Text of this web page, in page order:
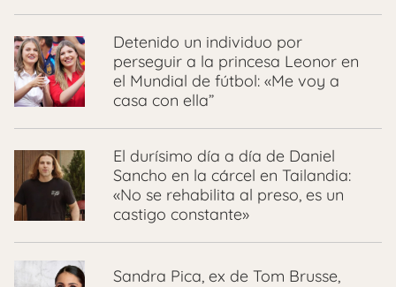
Detenido un individuo por
perseguir a la princesa Leonor en
el Mundial de fútbol: «Me voy a
casa con ella”
El durísimo día a día de Daniel
Sancho en la cárcel en Tailandia:
«No se rehabilita al preso, es un
castigo constante»
Sandra Pica, ex de Tom Brusse,